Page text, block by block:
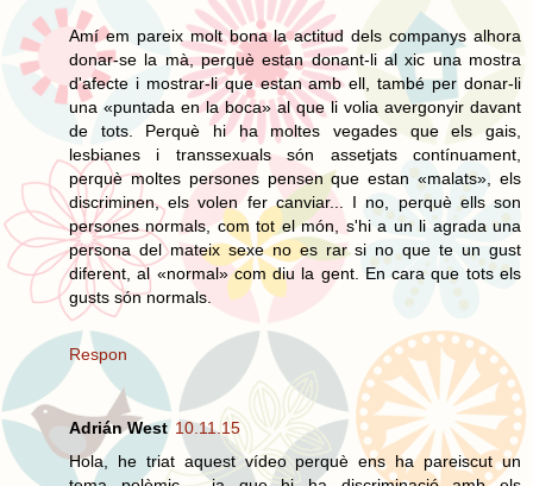
Amí em pareix molt bona la actitud dels companys alhora
donar-se la mà, perquè estan donant-li al xic una mostra
d'afecte i mostrar-li que estan amb ell, també per donar-li
una «puntada en la boca» al que li volia avergonyir davant
de tots. Perquè hi ha moltes vegades que els gais,
lesbianes i transsexuals són assetjats contínuament,
perquè moltes persones pensen que estan «malats», els
discriminen, els volen fer canviar... I no, perquè ells son
persones normals, com tot el món, s'hi a un li agrada una
persona del mateix sexe no es rar si no que te un gust
diferent, al «normal» com diu la gent. En cara que tots els
gusts són normals.
Respon
Adrián West 10.11.15
Hola, he triat aquest vídeo perquè ens ha pareiscut un